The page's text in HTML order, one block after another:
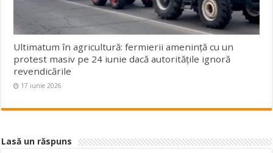
Ultimatum în agricultură: fermierii amenință cu un
protest masiv pe 24 iunie dacă autoritățile ignoră
revendicările
17 iunie 2026
Lasă un răspuns